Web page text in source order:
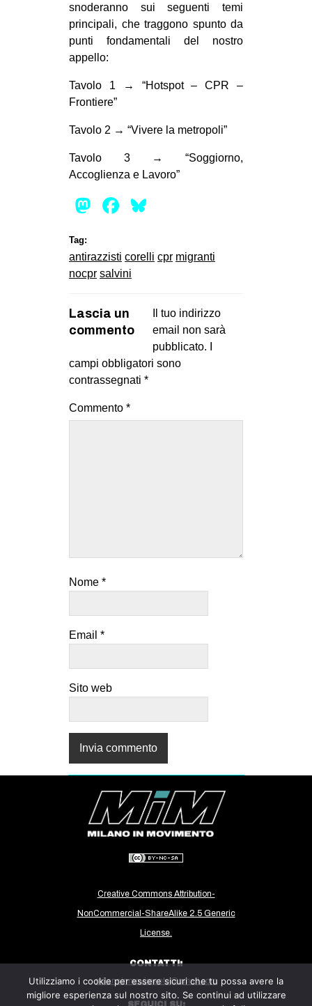
EUROPA
MEDIO ORIENTE
EVENTI
tw
snoderanno sui seguenti temi
principali, che traggono spunto da
punti fondamentali del nostro
appello:
Tavolo 1 → “Hotspot – CPR –
Frontiere”
Tavolo 2 → “Vivere la metropoli”
Tavolo 3 → “Soggiorno,
Accoglienza e Lavoro”
Mastodon
Facebook
Tag:
antirazzisti corelli cpr migranti
nocpr salvini
Lascia un
commento
Il tuo indirizzo
email non sarà
pubblicato.
campi obbligatori sono
contrassegnati *
Commento *
Nome *
Email *
Sito web
Creative Commons Attribution-
NonCommercial-ShareAlike 2.5 Generic
License.
CONTATTI:
milanoinmovimento@gmail.com
Utilizziamo i cookie per essere sicuri che tu possa avere la
migliore esperienza sul nostro sito. Se continui ad utilizzare